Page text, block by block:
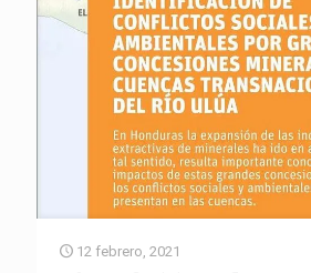
12 febrero, 2021